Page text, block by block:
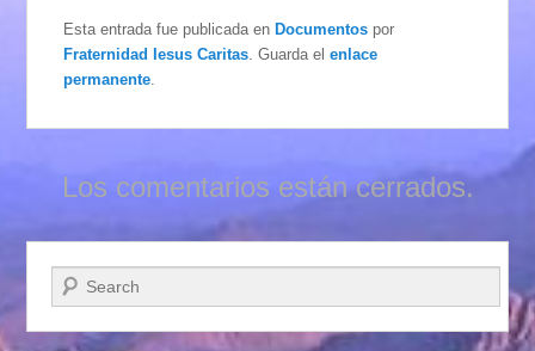
Esta entrada fue publicada enDocumentos por
Fraternidad Iesus Caritas . Guarda elenlace
permanente
Los comentarios están cerrados.
Buscar